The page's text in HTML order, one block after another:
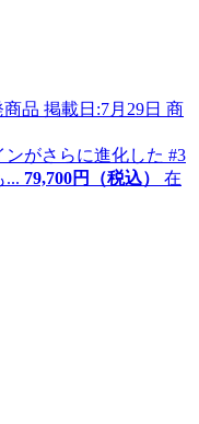
商品 掲載日:7月29日 商
ンがさらに進化した #3
... 79,700円（税込）
在